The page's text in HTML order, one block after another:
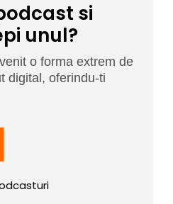
si
unul?
o forma extrem de
digital, oferindu-ti